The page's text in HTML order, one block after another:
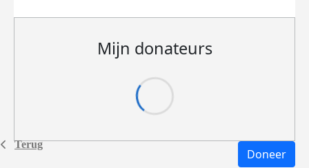
Terug
Mijn donateurs
Doneer